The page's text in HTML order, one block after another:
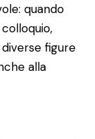
quando
figure
alla